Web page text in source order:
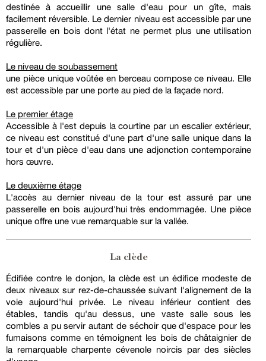
destinée à accueillir une salle d'eau pour un gîte, mais
facilement réversible. Le dernier niveau est accessible par une
passerelle en bois dont l'état ne permet plus une utilisation
régulière.
Le niveau de soubassement
une pièce unique voûtée en berceau compose ce niveau. Elle
est accessible par une porte au pied de la façade nord.
Le premier étage
Accessible à l'est depuis la courtine par un escalier extérieur,
ce niveau est constitué d'une part d'une salle unique dans la
tour et d'un pièce d'eau dans une adjonction contemporaine
hors œuvre.
Le deuxième étage
L'accès au dernier niveau de la tour est assuré par une
passerelle en bois aujourd'hui très endommagée. Une pièce
unique offre une vue remarquable sur la vallée.
La clède
Édifiée contre le donjon, la clède est un édifice modeste de
deux niveaux sur rez-de-chaussée suivant l'alignement de la
voie aujourd'hui privée. Le niveau inférieur contient des
étables, tandis qu'au dessus, une vaste salle sous les
combles a pu servir autant de séchoir que d'espace pour les
fumaisons comme en témoignent les bois de châtaignier de
la remarquable charpente cévenole noircis par des siècles